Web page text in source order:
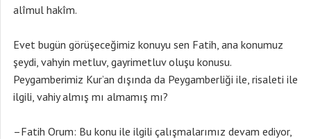
alîmul hakîm.
Evet bugün görüşeceğimiz konuyu sen Fatih, ana konumuz
şeydi, vahyin metluv, gayrimetluv oluşu konusu.
Peygamberimiz Kur’an dışında da Peygamberliği ile, risaleti ile
ilgili, vahiy almış mı almamış mı?
–Fatih Orum: Bu konu ile ilgili çalışmalarımız devam ediyor,